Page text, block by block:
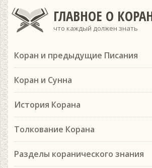
ГЛАВНОЕ О
что каждый должен знать
Коран и предыдущие Писания
Коран и Сунна
История Корана
Толкование Корана
Разделы коранического знания